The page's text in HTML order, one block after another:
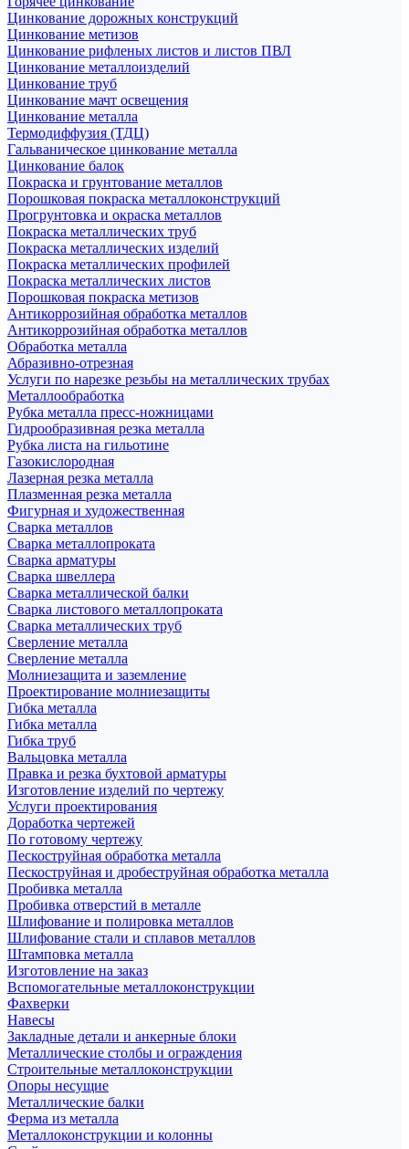
Цинкование дорожных конструкций
Цинкование метизов
Цинкование рифленых листов и листов ПВЛ
Цинкование металлоизделий
Цинкование труб
Цинкование мачт освещения
Цинкование металла
Термодиффузия (ТДЦ)
Гальваническое цинкование металла
Цинкование балок
Покраска и грунтование металлов
Порошковая покраска металлоконструкций
Прогрунтовка и окраска металлов
Покраска металлических труб
Покраска металлических изделий
Покраска металлических профилей
Покраска металлических листов
Порошковая покраска метизов
Антикоррозийная обработка металлов
Антикоррозийная обработка металлов
Обработка металла
Абразивно-отрезная
Услуги по нарезке резьбы на металлических трубах
Металлообработка
Рубка металла пресс-ножницами
Гидрообразивная резка металла
Рубка листа на гильотине
Газокислородная
Лазерная резка металла
Плазменная резка металла
Фигурная и художественная
Сварка металлов
Сварка металлопроката
Сварка арматуры
Сварка швеллера
Сварка металлической балки
Сварка листового металлопроката
Сварка металлических труб
Сверление металла
Сверление металла
Молниезащита и заземление
Проектирование молниезащиты
Гибка металла
Гибка металла
Гибка труб
Вальцовка металла
Правка и резка бухтовой арматуры
Изготовление изделий по чертежу
Услуги проектирования
Доработка чертежей
По готовому чертежу
Пескоструйная обработка металла
Пескоструйная и дробеструйная обработка металла
Пробивка металла
Пробивка отверстий в металле
Шлифование и полировка металлов
Шлифование стали и сплавов металлов
Штамповка металла
Изготовление на заказ
Вспомогательные металлоконструкции
Фахверки
Навесы
Закладные детали и анкерные блоки
Металлические столбы и ограждения
Строительные металлоконструкции
Опоры несущие
Металлические балки
Ферма из металла
Металлоконструкции и колонны